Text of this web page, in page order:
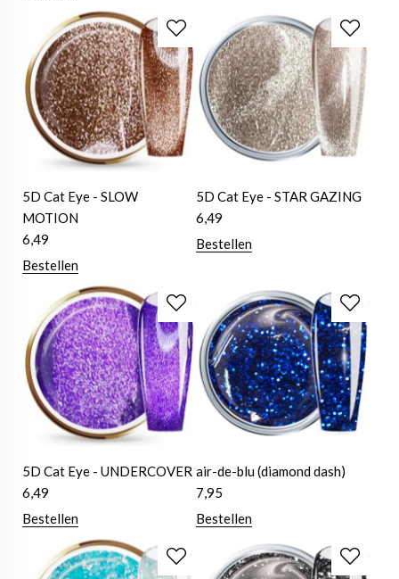
5D Cat Eye - SLOW
MOTION
6,49
Bestellen
5D Cat Eye - STAR GAZING
6,49
Bestellen
5D Cat Eye - UNDERCOVER
6,49
Bestellen
air-de-blu (diamond dash)
7,95
Bestellen